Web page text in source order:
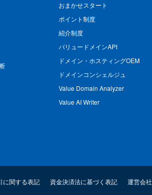
おまかせスタート
ポイント制度
紹介制度
バリュードメインAPI
ドメイン・ホスティングOEM
ドメインコンシェルジュ
Value Domain Analyzer
Value AI Writer
に関する表記 資金決済法に基づく表記 運営会社